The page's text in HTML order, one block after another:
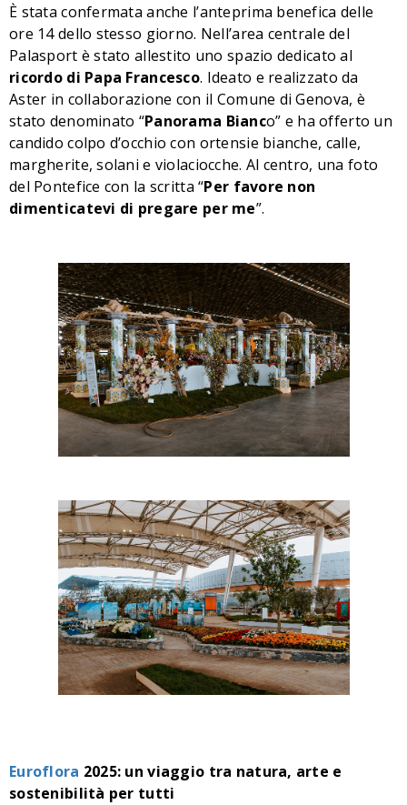
È stata confermata anche l’anteprima benefica delle
ore 14 dello stesso giorno. Nell’area centrale del
Palasport è stato allestito uno spazio dedicato al
ricordo di Papa Francesco. Ideato e realizzato da
Aster in collaborazione con il Comune di Genova, è
stato denominato “Panorama Bianco” e ha offerto un
candido colpo d’occhio con ortensie bianche, calle,
margherite, solani e violaciocche. Al centro, una foto
del Pontefice con la scritta “Per favore non
dimenticatevi di pregare per me”.
Euroflora 2025: un viaggio tra natura, arte e
sostenibilità per tutti